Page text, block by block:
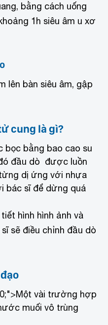
bằng cách uống
1h siêu âm u xơ
lên bàn siêu âm, gập
cung là gì?
bọc bằng bao cao su
đầu dò được luồn
dị ứng với nhựa
bác sĩ để dừng quá
hình hình ảnh và
sẽ điều chỉnh đầu dò
vài trường hợp
muối vô trùng